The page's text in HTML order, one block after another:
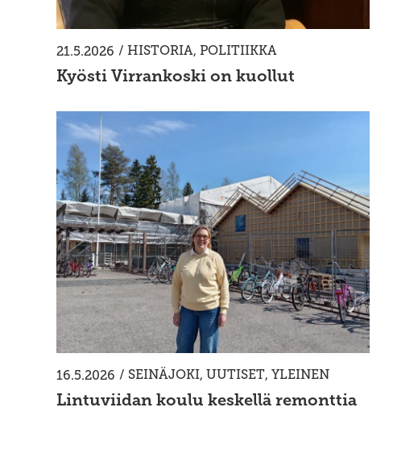
21.5.2026 / HISTORIA, POLITIIKKA
Kyösti Virrankoski on kuollut
16.5.2026 / SEINÄJOKI, UUTISET, YLEINEN
Lintuviidan koulu keskellä remonttia